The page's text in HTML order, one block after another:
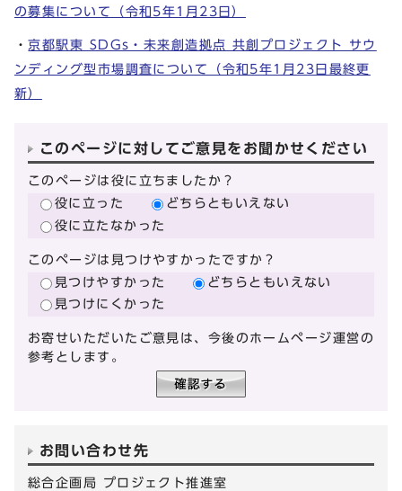
の募集について（令和5年1月23日）
・京都駅東 SDGs・未来創造拠点 共創プロジェクト サウ
ンディング型市場調査について（令和5年1月23日最終更
新）
このページに対してご意見をお聞かせください
このページは役に立ちましたか？
役に立った
どちらともいえない
役に立たなかった
このページは見つけやすかったですか？
見つけやすかった
どちらともいえない
見つけにくかった
お寄せいただいたご意見は、今後のホームページ運営の
参考とします。
お問い合わせ先
総合企画局 プロジェクト推進室